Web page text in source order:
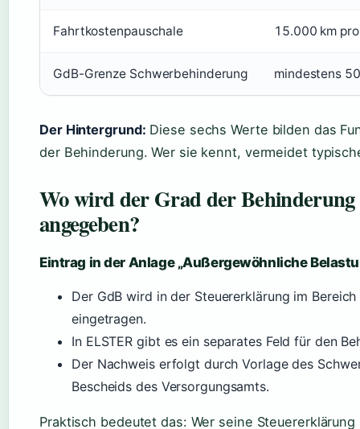
Fahrtkostenpauschale 15.000 km
GdB-Grenze Schwerbehinderung mindestens 50
Der Hintergrund: Diese sechs Werte bilden das
der Behinderung. Wer sie kennt, vermeidet
Wo wird der Grad der
angegeben?
Eintrag in der Anlage „Außergewöhnliche
Der GdB wird in der Steuererklärung im
eingetragen.
In ELSTER gibt es ein separates Feld für den
Der Nachweis erfolgt durch Vorlage des
Bescheids des Versorgungsamts.
Praktisch bedeutet das: Wer seine